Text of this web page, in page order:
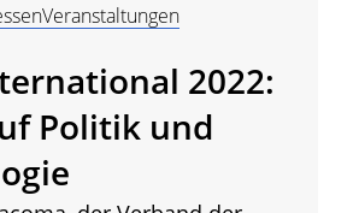
2022:
Politik und